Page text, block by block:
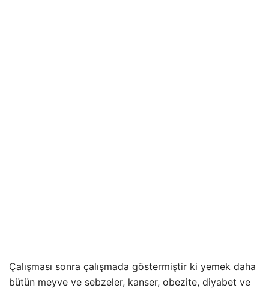
Çalışması sonra çalışmada göstermiştir ki yemek daha
bütün meyve ve sebzeler, kanser, obezite, diyabet ve